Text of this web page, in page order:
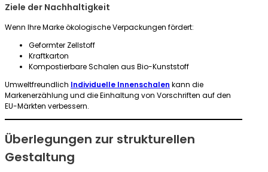
Ziele der Nachhaltigkeit
Wenn Ihre Marke ökologische Verpackungen fördert:
Geformter Zellstoff
Kraftkarton
Kompostierbare Schalen aus Bio-Kunststoff
Umweltfreundlich Individuelle Innenschalen kann die
Markenerzählung und die Einhaltung von Vorschriften auf den
EU-Märkten verbessern.
Überlegungen zur strukturellen
Gestaltung